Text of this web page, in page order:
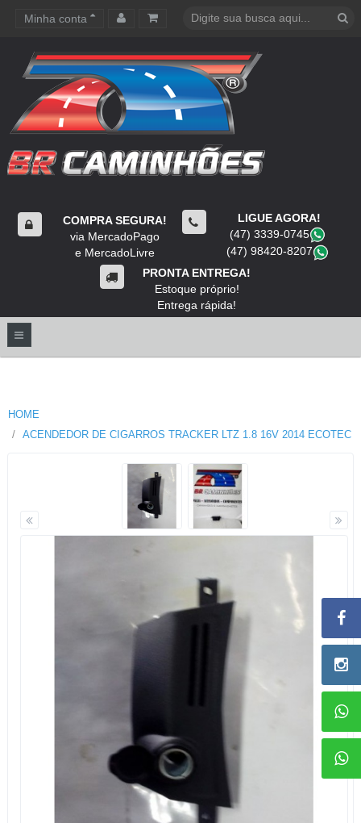
Minha conta
COMPRA SEGURA!
via MercadoPago
e MercadoLivre
LIGUE AGORA!
(47) 3339-0745
(47) 98420-8207
PRONTA ENTREGA!
Estoque próprio!
Entrega rápida!
HOME
ACENDEDOR DE CIGARROS TRACKER LTZ 1.8 16V 2014 ECOTEC